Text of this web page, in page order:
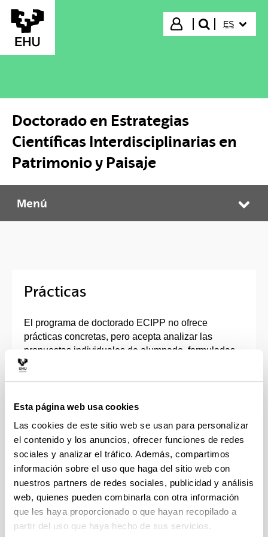
Esta página web usa cookies
Las cookies de este sitio web se usan para personalizar
el contenido y los anuncios, ofrecer funciones de redes
sociales y analizar el tráfico. Además, compartimos
información sobre el uso que haga del sitio web con
nuestros partners de redes sociales, publicidad y análisis
web, quienes pueden combinarla con otra información
que les haya proporcionado o que hayan recopilado a
partir del uso que haya hecho de sus servicios.
Saltar al contenido principal
Iniciar sesión
buscar"
ES
Doctorado en Estrategias
Científicas Interdisciplinarias en
Patrimonio y Paisaje
Doctorado en Estrategias Científicas Interdisciplinarias en Patrimonio y Paisaje
Menú
Prácticas
El programa de doctorado ECIPP no ofrece
prácticas concretas, pero acepta analizar las
propuestas individuales de alumnado, formuladas
con el visto bueno de su tutor o tutora. Estas
Sobre una temática específica, dentro de las
líneas de investigación, a realizar en una
empresa o institución pública, bajo los términos
recogidos en un convenio específico.
Convocadas por una entidad ajena a la
UPV/EHU (Centros de Investigación, Confebask,
Erasmus+, etc.), a la que el alumnado del
programa de doctorado se puede presentar y
conseguir financiación. En estos casos, a
petición del tutor o tutora, la Comisión Académica